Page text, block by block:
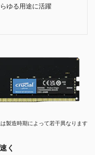
ゆる用途に活躍
製造時期によって若干異なります
く